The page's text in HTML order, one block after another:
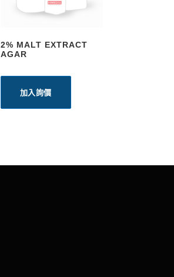
2% MALT EXTRACT
AGAR
加入詢價